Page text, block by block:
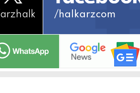
arzhalk /halkarzcom